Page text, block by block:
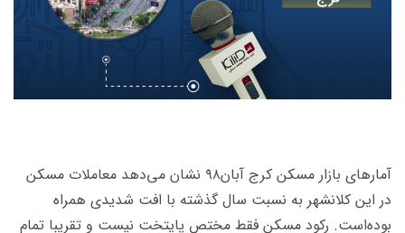
آمارهای بازار مسکن کرج آبان۹۸ نشان می‌دهد معاملات مسکن
در این کلانشهر به نسبت سال گذشته با افت شدیدی همراه
بوده‌است. رکود مسکن فقط مختص پایتخت نیست و تقریبا تمام